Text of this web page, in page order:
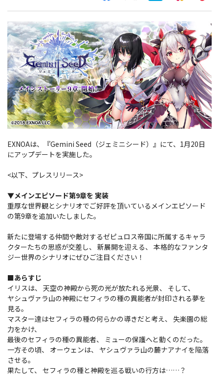
EXNOAは、『Gemini Seed（ジェミニシード）』にて、1月20日
にアップデートを実施した。
<以下、プレスリリース>
▼メインエピソード第9章を 実装
重厚な世界観とシナリオでご好評を頂いているメインエピソード
の第9章を追加いたしました。
新たに登場する仲間や敵対するゼピュロス帝国に所属するキャラ
クターたちの思惑が交差し、 新展開を迎える、 本格的なファンタ
ジー世界のシナリオにぜひご注目ください！
■あらすじ
イリスは、 天空の神殿から死の光が放たれる光景、 そして、
ヤシュヴァラ山の神殿にセフィラの種の異能者が封印される夢を
見る。
マスター達はセフィラの種の何らかの導きだと考え、 失楽園の総
力をかけ、
最後のセフィラの種の異能者、 ミューの保護へと動くのだった。
一方その頃、 オーウェンは、 ヤシュヴァラ山の麓ナアナイを陥落
させる。
果たして、 セフィラの種と神殿を巡る戦いの行方は……？